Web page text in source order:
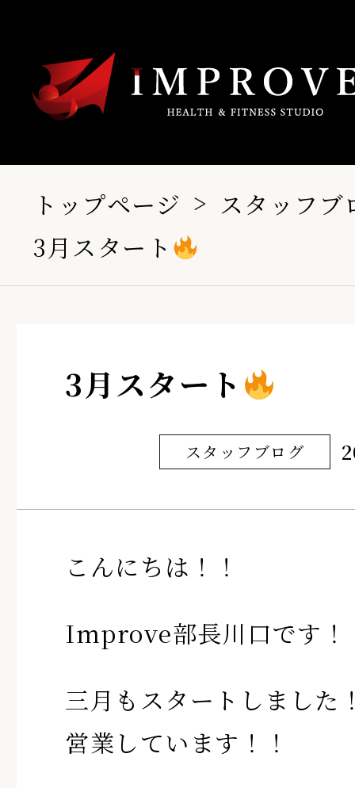
トップページ
スタッフブ
3月スタート
3月スタート
スタッフブログ
こんにちは！！
Improve部長川口です！
三月もスタートしました
営業しています！！